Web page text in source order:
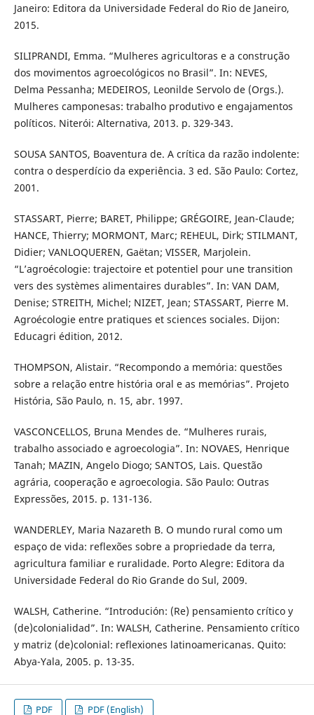
Janeiro: Editora da Universidade Federal do Rio de Janeiro,
2015.
SILIPRANDI, Emma. “Mulheres agricultoras e a construção
dos movimentos agroecológicos no Brasil”. In: NEVES,
Delma Pessanha; MEDEIROS, Leonilde Servolo de (Orgs.).
Mulheres camponesas: trabalho produtivo e engajamentos
políticos. Niterói: Alternativa, 2013. p. 329-343.
SOUSA SANTOS, Boaventura de. A crítica da razão indolente:
contra o desperdício da experiência. 3 ed. São Paulo: Cortez,
2001.
STASSART, Pierre; BARET, Philippe; GRÉGOIRE, Jean-Claude;
HANCE, Thierry; MORMONT, Marc; REHEUL, Dirk; STILMANT,
Didier; VANLOQUEREN, Gaëtan; VISSER, Marjolein.
“L’agroécologie: trajectoire et potentiel pour une transition
vers des systèmes alimentaires durables”. In: VAN DAM,
Denise; STREITH, Michel; NIZET, Jean; STASSART, Pierre M.
Agroécologie entre pratiques et sciences sociales. Dijon:
Educagri édition, 2012.
THOMPSON, Alistair. “Recompondo a memória: questões
sobre a relação entre história oral e as memórias”. Projeto
História, São Paulo, n. 15, abr. 1997.
VASCONCELLOS, Bruna Mendes de. “Mulheres rurais,
trabalho associado e agroecologia”. In: NOVAES, Henrique
Tanah; MAZIN, Angelo Diogo; SANTOS, Lais. Questão
agrária, cooperação e agroecologia. São Paulo: Outras
Expressões, 2015. p. 131-136.
WANDERLEY, Maria Nazareth B. O mundo rural como um
espaço de vida: reflexões sobre a propriedade da terra,
agricultura familiar e ruralidade. Porto Alegre: Editora da
Universidade Federal do Rio Grande do Sul, 2009.
WALSH, Catherine. “Introdución: (Re) pensamiento crítico y
(de)colonialidad”. In: WALSH, Catherine. Pensamiento crítico
y matriz (de)colonial: reflexiones latinoamericanas. Quito:
Abya-Yala, 2005. p. 13-35.
PDF PDF (English)